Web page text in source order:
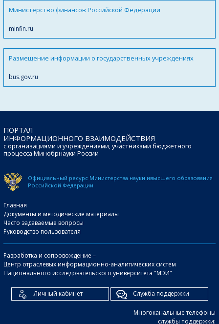
Министерство финансов Российской Федерации
minfin.ru
Размещение информации о государственных учреждениях
bus.gov.ru
ПОРТАЛ
ИНФОРМАЦИОННОГО ВЗАИМОДЕЙСТВИЯ
с организациями и учреждениями, участниками бюджетного
процесса Минобрнауки России
Официальный ресурс Министерства науки ивысшего образования
Российской Федерации
Главная
Документы и методические материалы
Часто задаваемые вопросы
Руководство пользователя
Разработка и сопровождение –
Центр отраслевых информационно-аналитических систем
Национального исследовательского университета "МЭИ"
Личный кабинет Служба поддержки
Многоканальные телефоны
службы поддержки: